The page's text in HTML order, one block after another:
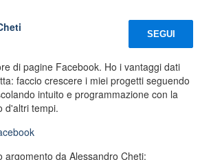
SEGUI
di pagine Facebook. Ho i vantaggi dati
faccio crescere i miei progetti seguendo
intuito e programmazione con la
d'altri tempi.
argomento da Alessandro Cheti: